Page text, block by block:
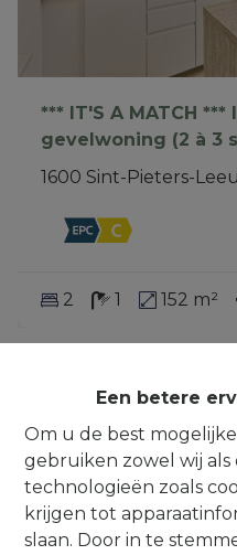
Een betere
Om u de best
gebruiken zowel wij
technologieën zoals
krijgen tot
slaan. Door in te
*** IT'S A MATCH
gevelwoning (2 à 3
1600 Sint-Pieters-
2 1 152 m²
IT’S A MATCH!